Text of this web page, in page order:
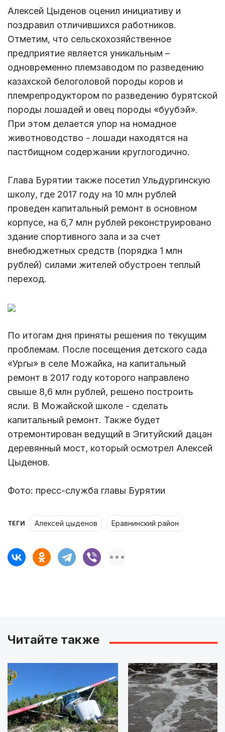
Алексей Цыденов оценил инициативу и
поздравил отличившихся работников.
Отметим, что сельскохозяйственное
предприятие является уникальным –
одновременно племзаводом по разведению
казахской белоголовой породы коров и
племрепродуктором по разведению бурятской
породы лошадей и овец породы «буубэй».
При этом делается упор на номадное
животноводство - лошади находятся на
пастбищном содержании круглогодично.
Глава Бурятии также посетил Ульдургинскую
школу, где 2017 году на 10 млн рублей
проведен капитальный ремонт в основном
корпусе, на 6,7 млн рублей реконструировано
здание спортивного зала и за счет
внебюджетных средств (порядка 1 млн
рублей) силами жителей обустроен теплый
переход.
По итогам дня приняты решения по текущим
проблемам. После посещения детского сада
«Ургы» в селе Можайка, на капитальный
ремонт в 2017 году которого направлено
свыше 8,6 млн рублей, решено построить
ясли. В Можайской школе - сделать
капитальный ремонт. Также будет
отремонтирован ведущий в Эгитуйский дацан
деревянный мост, который осмотрел Алексей
Цыденов.
Фото: пресс-служба главы Бурятии
ТЕГИ алексей цыденов еравнинский район
Читайте также